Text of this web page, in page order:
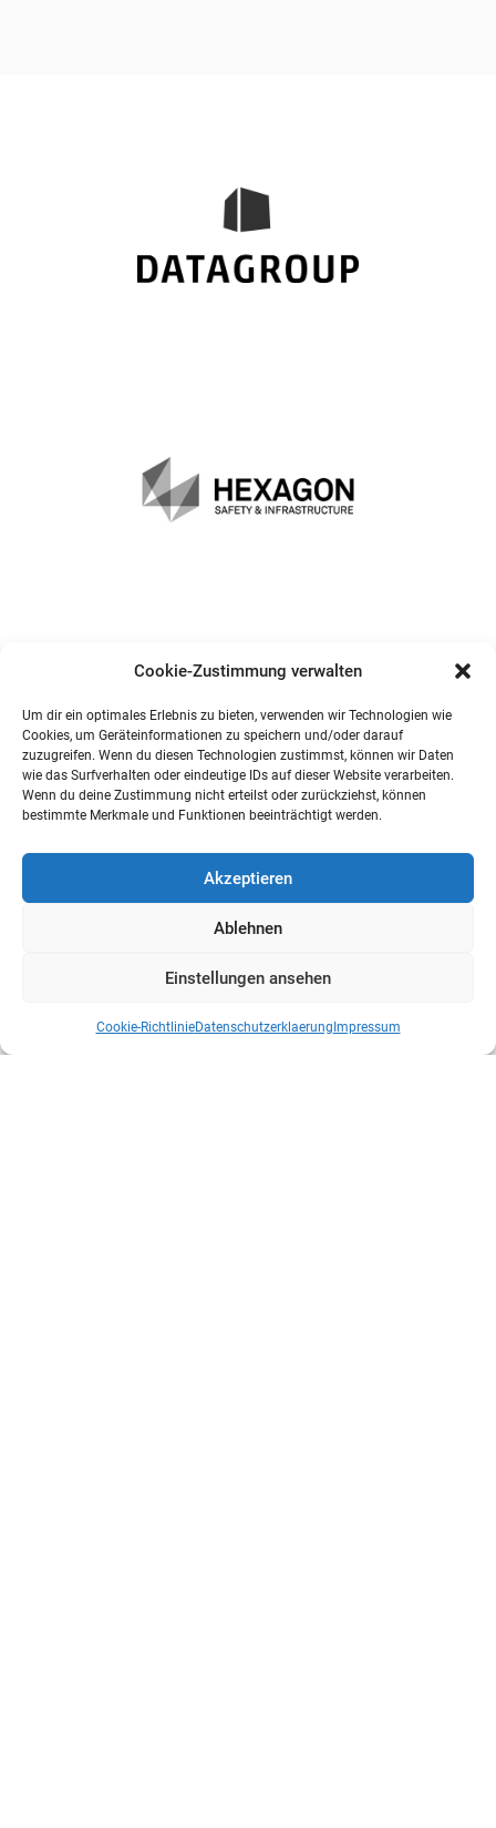
Cookie-Zustimmung verwalten
Um dir ein optimales Erlebnis zu bieten, verwenden wir Technologien wie
Cookies, um Geräteinformationen zu speichern und/oder darauf
zuzugreifen. Wenn du diesen Technologien zustimmst, können wir Daten
wie das Surfverhalten oder eindeutige IDs auf dieser Website verarbeiten.
Wenn du deine Zustimmung nicht erteilst oder zurückziehst, können
bestimmte Merkmale und Funktionen beeinträchtigt werden.
Akzeptieren
Ablehnen
Einstellungen ansehen
Cookie-RichtlinieDatenschutzerklaerung Impressum